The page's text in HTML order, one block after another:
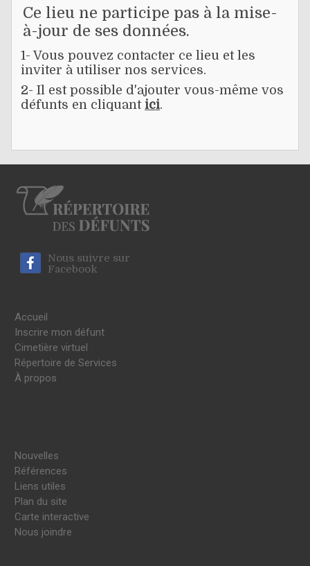
Ce lieu ne participe pas à la mise-
à-jour de ses données.
1- Vous pouvez contacter ce lieu et les
inviter à utiliser nos services.
2- Il est possible d'ajouter vous-même vos
défunts en cliquant ici.
Nous suivre sur
Facebook
Accueil
Inscrire mon défunt
Cimetière virtuel
Répertoire de Services
À propos
Nouvelles
Références
Liens utiles
Plan du site
Carte interactive
Nous joindre